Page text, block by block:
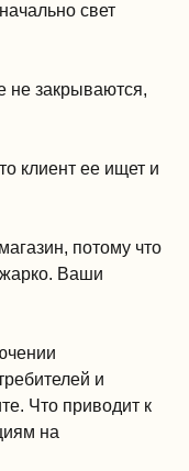
свет
не закрываются,
клиент ее ищет и
потому что
Ваши
и
Что приводит к
на